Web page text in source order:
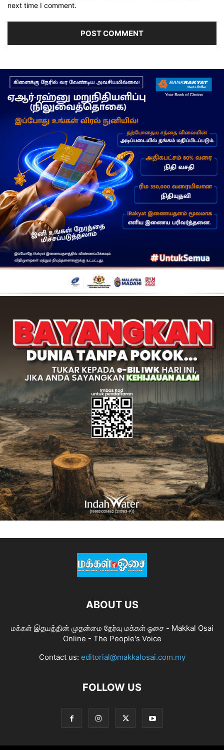
next time I comment.
ABOUT US
மக்கள் இதயத்தின் முதன்மை தேர்வு மக்கள் ஓசை - Makkal Osai
Online - The People's Voice
Contact us: editorial@makkalosai.com.my
FOLLOW US